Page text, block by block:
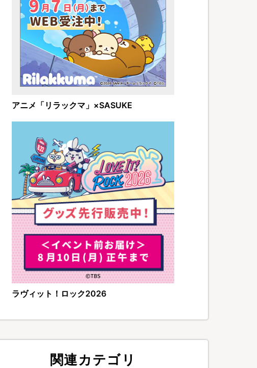
アニメ「リラックマ」×SASUKE
ラヴィット！ロック2026
関連カテゴリ